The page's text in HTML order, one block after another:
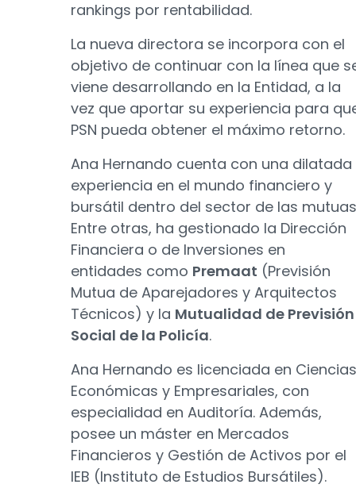
rankings por rentabilidad.
La nueva directora se incorpora con el
objetivo de continuar con la línea que
viene desarrollando en la Entidad, a la
vez que aportar su experiencia para
PSN pueda obtener el máximo retorno.
Ana Hernando cuenta con una dilatada
experiencia en el mundo financiero y
bursátil dentro del sector de las
Entre otras, ha gestionado la Dirección
Financiera o de Inversiones en
entidades como Premaat (Previsión
Mutua de Aparejadores y Arquitectos
Técnicos) y la Mutualidad de Previsión
Social de la Policía.
Ana Hernando es licenciada en Ciencias
Económicas y Empresariales, con
especialidad en Auditoría. Además,
posee un máster en Mercados
Financieros y Gestión de Activos por el
IEB (Instituto de Estudios Bursátiles).